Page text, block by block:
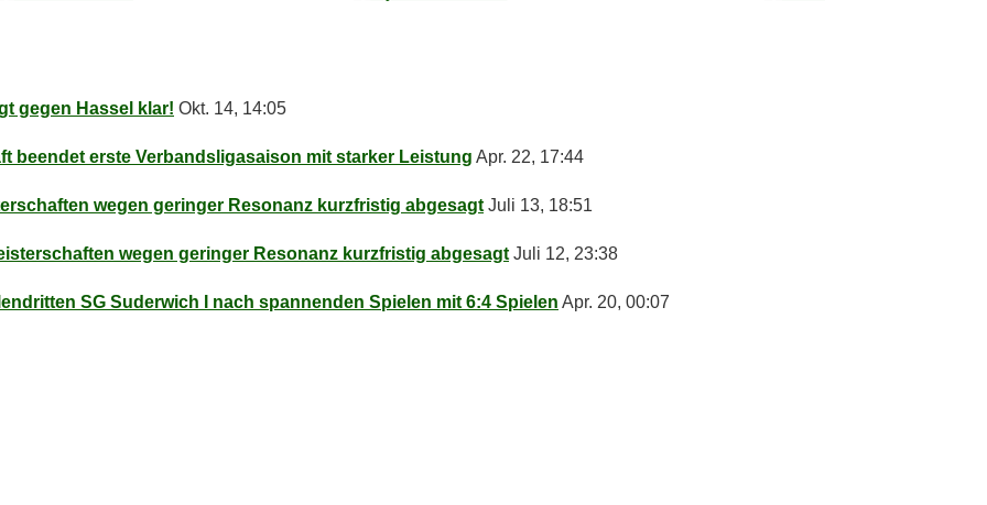
ge­gen Has­sel klar! Okt. 14, 14:05
be­en­det ers­te Ver­bands­li­ga­sai­son mit star­ker Leistung Apr. 22, 17:44
we­gen ge­rin­ger Re­so­nanz kurz­fris­tig abgesagt Juli 13, 18:51
we­gen ge­rin­ger Re­so­nanz kurz­fris­tig abgesagt Juli 12, 23:38
SG Su­der­wich I nach span­nen­den Spie­len mit 6:4 Spielen Apr. 20, 00:07